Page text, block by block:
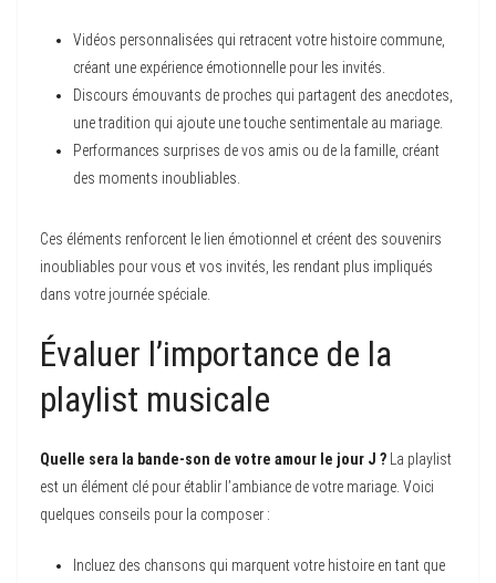
Vidéos personnalisées qui retracent votre histoire commune,
créant une expérience émotionnelle pour les invités.
Discours émouvants de proches qui partagent des anecdotes,
une tradition qui ajoute une touche sentimentale au mariage.
Performances surprises de vos amis ou de la famille, créant
des moments inoubliables.
Ces éléments renforcent le lien émotionnel et créent des souvenirs
inoubliables pour vous et vos invités, les rendant plus impliqués
dans votre journée spéciale.
Évaluer l’importance de la
playlist musicale
Quelle sera la bande-son de votre amour le jour J ? La playlist
est un élément clé pour établir l’ambiance de votre mariage. Voici
quelques conseils pour la composer :
Incluez des chansons qui marquent votre histoire en tant que